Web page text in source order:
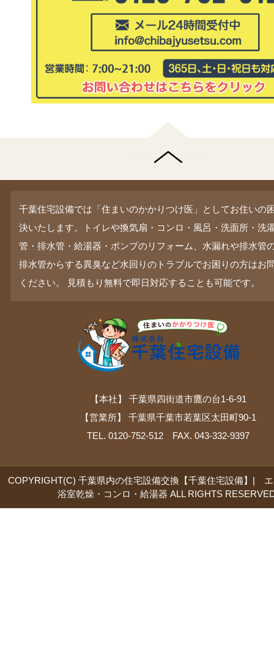
千葉住宅設備では「住まいのかかりつけ医」としてお住いの
決いたします。トイレや換気扇・コンロ・風呂・洗面所・洗
管・排水管・給湯器・ポンプのリフォーム、水漏れや排水管
排水管からする異臭など水回りのトラブルでお困りの方はお
ください。 見積もり無料で即日対応することも可能です。
【本社】 千葉県四街道市鷹の台1-6-91
【営業所】 千葉県千葉市若葉区太田町90-1
TEL. 0120-752-512 FAX. 043-332-9397
COPYRIGHT(C) 千葉県内の住宅設備交換【千葉住宅設備】|
浴室乾燥・コンロ・給湯器 ALL RIGHTS